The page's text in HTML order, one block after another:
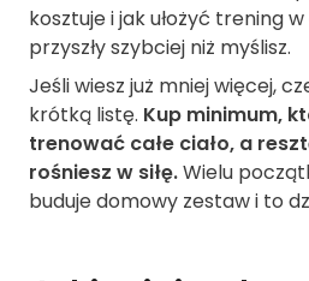
kosztuje i jak ułożyć trening
przyszły szybciej niż myślisz.
Jeśli wiesz już mniej więcej,
krótką listę. Kup minimum,
trenować całe ciało, a
rośniesz w siłę.Wielu
buduje domowy zestaw i to